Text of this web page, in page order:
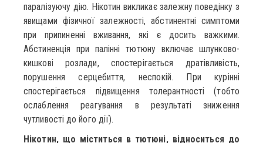
паралізуючу дію. Нікотин викликає залежну поведінку з
явищами фізичної залежності, абстинентні симптоми
при припиненні вживання, які є досить важкими.
Абстиненція при палінні тютюну включає шлунково-
кишкові розлади, спостерігається дратівливість,
порушення серцебиття, неспокій. При курінні
спостерігається підвищення толерантності (тобто
ослаблення реагування в результаті зниження
чутливості до його дії).
Нікотин, що міститься в тютюні, відноситься до